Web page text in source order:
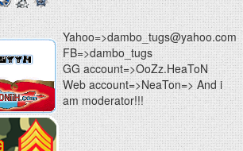
Yahoo=>dambo_tugs@yahoo.com
FB=>dambo_tugs
GG account=>OoZz.HeaToN
Web account=>NeaTon=> And i
am moderator!!!